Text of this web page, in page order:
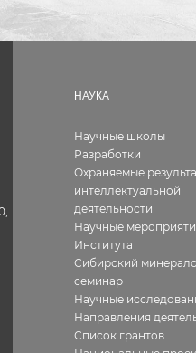
НАУКА
Научные школы
Разработки
Охраняемые
интеллектуальной
деятельности
Научные
Института
Сибирский
семинар
Научные
Направления
Список грантов